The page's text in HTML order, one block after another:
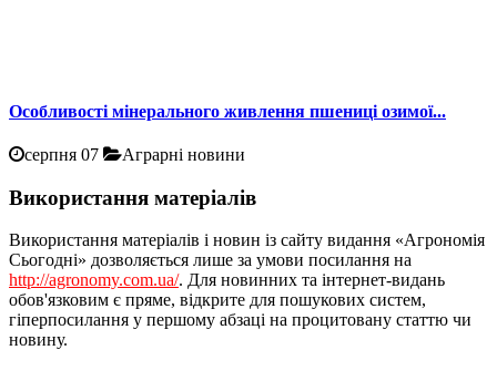
Особливості мінерального живлення пшениці озимої...
серпня 07 Аграрні новини
Використання матеріалів
Використання матеріалів і новин із сайту видання «Агрономія
Сьогодні» дозволяється лише за умови посилання на
http://agronomy.com.ua/. Для новинних та інтернет-видань
обов'язковим є пряме, відкрите для пошукових систем,
гіперпосилання у першому абзаці на процитовану статтю чи
новину.